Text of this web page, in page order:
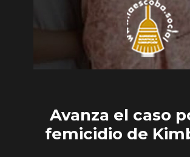
Avanza el caso
femicidio de